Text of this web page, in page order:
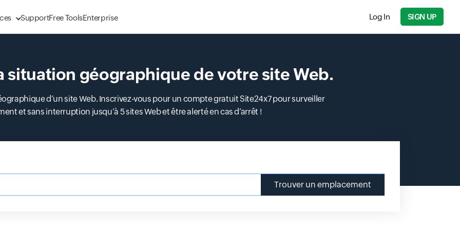
SupportFree ToolsEnterprise Log In SIGN UP
situation géographique de votre site Web.
d’un site Web. Inscrivez-vous pour un compte gratuit Site24x7 pour surveiller
et sans interruption jusqu’à 5 sites Web et être alerté en cas d’arrêt !
Trouver un emplacement